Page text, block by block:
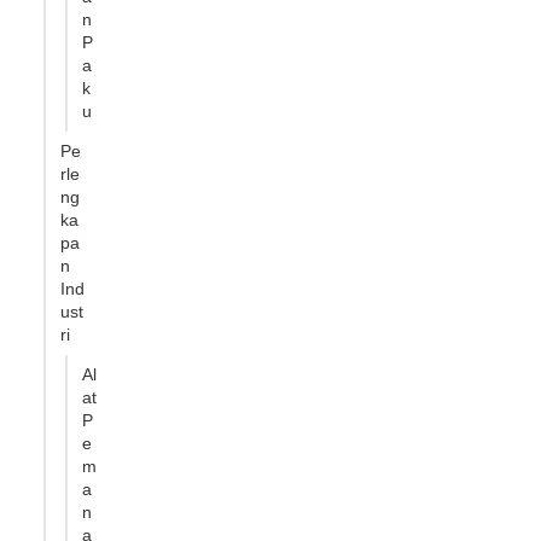
n
P
a
k
u
Pe
rle
ng
ka
pa
n
Ind
ust
ri
Al
at
P
e
m
a
n
a